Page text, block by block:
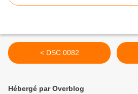
< DSC 0082
Hébergé par Overblog